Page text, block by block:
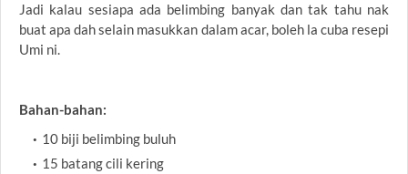
Jadi kalau sesiapa ada belimbing banyak dan tak tahu nak
buat apa dah selain masukkan dalam acar, boleh la cuba resepi
Umi ni.
Bahan-bahan:
10 biji belimbing buluh
15 batang cili kering